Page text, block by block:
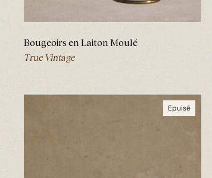
Bougeoirs en Laiton Moulé
True Vintage
Epuisé